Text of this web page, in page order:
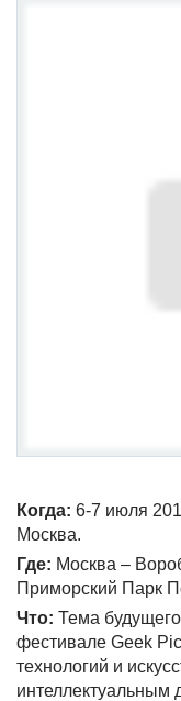
Когда: 6-7 июля
Москва.
Где: Москва –
Приморский Парк
Что: Тема
фестивале Geek
технологий и
интеллектуальным